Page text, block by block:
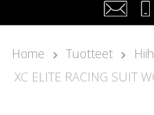
Kari Arponen
Avainasiakaspäällikkö
Home Tuotteet
XC ELITE RACING SUIT